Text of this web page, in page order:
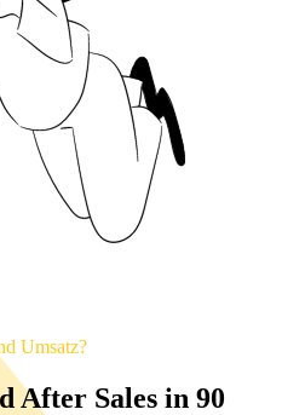
Umsatz?
After Sales in 90